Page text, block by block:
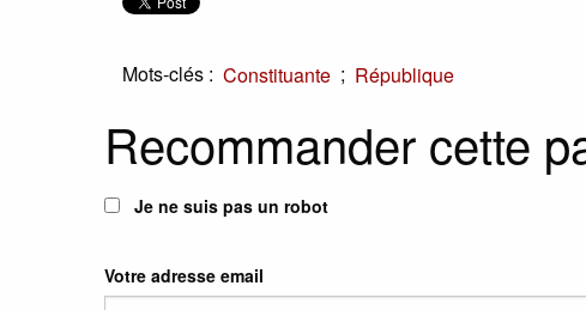
Mots-clés : Constituante ; République
Recommander cette
Je ne suis pas un robot
Votre adresse email